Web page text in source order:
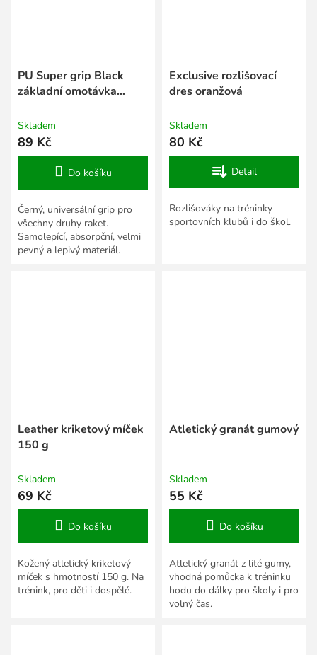
PU Super grip Black
základní omotávka
Skladem
89 Kč
Do košíku
Černý, universální grip pro
všechny druhy raket.
Samolepící, absorpční, velmi
pevný a lepivý materiál.
Exclusive rozlišovací
dres oranžová
Skladem
80 Kč
Detail
Rozlišováky na tréninky
sportovních klubů i do škol.
Leather kriketový míček
150 g
Skladem
69 Kč
Do košíku
Kožený atletický kriketový
míček s hmotností 150 g. Na
trénink, pro děti i dospělé.
Atletický granát gumový
Skladem
55 Kč
Do košíku
Atletický granát z lité gumy,
vhodná pomůcka k tréninku
hodu do dálky pro školy i pro
volný čas.